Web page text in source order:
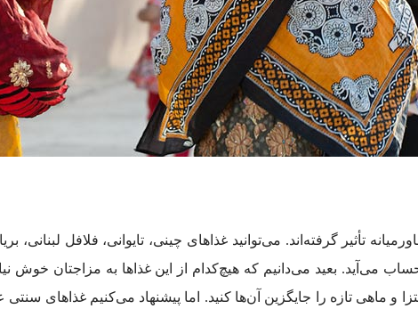
تأثیر گرفته‌اند. می‌توانید غذاهای چینی، تایوانی، فلافل
می‌آید. بعید می‌دانیم که هیچ‌کدام از این غذاها به مزاجتان خوش
و ماهی تازه را جایگزین آن‌ها کنید. اما پیشنهاد می‌کنیم غذاهای